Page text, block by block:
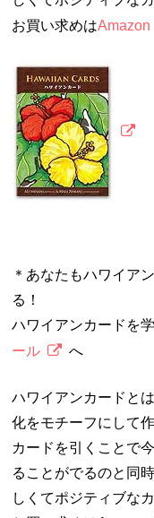
お買い求めはAmazon
＊あなたもハワイア
る！
ハワイアンカードを
ール
へ
ハワイアンカードと
化をモチーフにして
カードを引くことで
ることがでるのと同
しくてポジティブな